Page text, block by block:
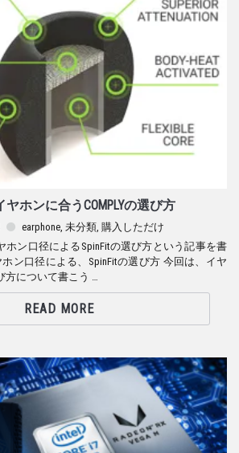
ホンに合うCOMPLYの選び方
earphone, 未分類, 購入しただけ
ホン口径によるSpinFitの選び方という記事を書
ン口径による、SpinFitの選び方 今回は、イヤ
方について書こう …
READ MORE